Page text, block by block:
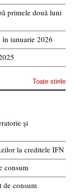
primele două luni
ianuarie 2026
Toate stirile
și
la creditele IFN
consum
de consum